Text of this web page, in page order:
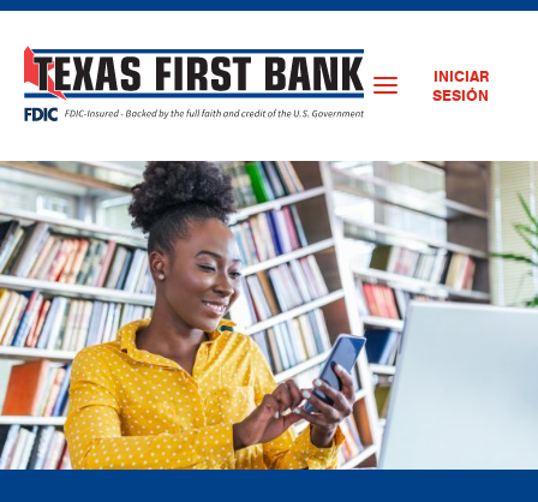
INICIAR
SESIÓN